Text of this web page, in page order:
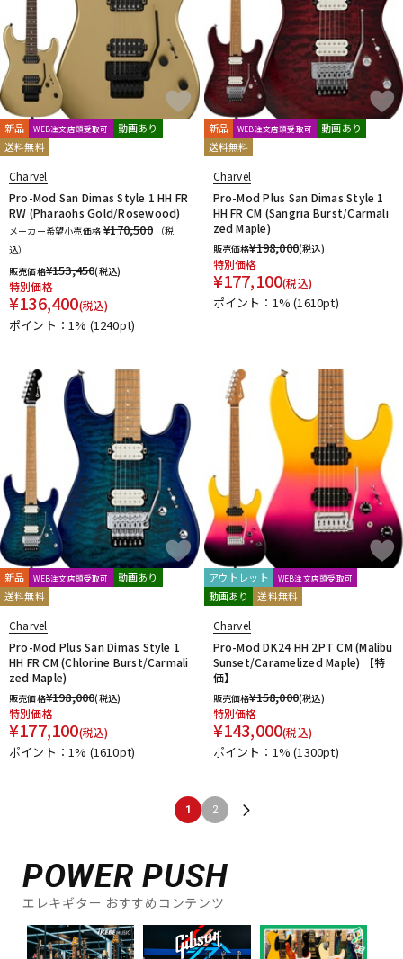
新品 WEB注文店頭受取可
動画あり
送料無料
Charvel
Pro-Mod San Dimas Style 1 HH FR
RW (Pharaohs Gold/Rosewood)
メーカー希望小売価格 ¥170,500
（税
込）
販売価格¥153,450(税込)
特別価格
¥136,400(税込)
ポイント：1% (1240pt)
新品 WEB注文店頭受取可
動画あり
送料無料
Charvel
Pro-Mod Plus San Dimas Style 1
HH FR CM (Sangria Burst/Carmali
zed Maple)
販売価格¥198,000(税込)
特別価格
¥177,100(税込)
ポイント：1%(1610pt)
新品 WEB注文店頭受取可
動画あり
送料無料
Charvel
Pro-Mod Plus San Dimas Style 1
HH FR CM (Chlorine Burst/Carmali
zed Maple)
販売価格¥198,000(税込)
特別価格
¥177,100(税込)
ポイント：1% (1610pt)
アウトレット WEB注文店頭受取可
動画あり 送料無料
Charvel
Pro-Mod DK24 HH 2PT CM (Malibu
Sunset/Caramelized Maple) 【特
価】
販売価格¥158,000(税込)
特別価格
¥143,000(税込)
ポイント：1%(1300pt)
1 2
POWER PUSH
エレキギター おすすめコンテンツ